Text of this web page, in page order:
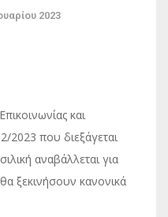
2023
και
2023 που διεξάγεται
αναβάλλεται για
ξεκινήσουν κανονικά